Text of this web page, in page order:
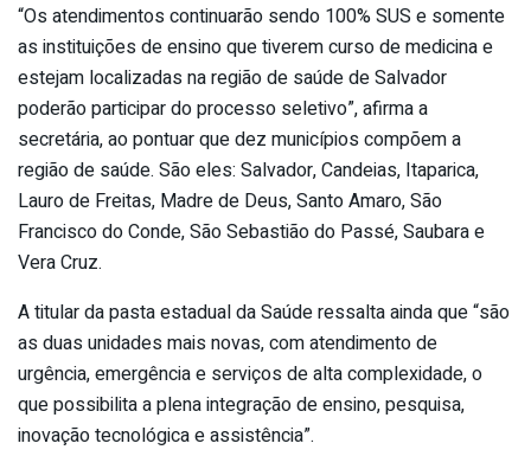
“Os atendimentos continuarão sendo 100% SUS e somente
as instituições de ensino que tiverem curso de medicina e
estejam localizadas na região de saúde de Salvador
poderão participar do processo seletivo”, afirma a
secretária, ao pontuar que dez municípios compõem a
região de saúde. São eles: Salvador, Candeias, Itaparica,
Lauro de Freitas, Madre de Deus, Santo Amaro, São
Francisco do Conde, São Sebastião do Passé, Saubara e
Vera Cruz.
A titular da pasta estadual da Saúde ressalta ainda que “são
as duas unidades mais novas, com atendimento de
urgência, emergência e serviços de alta complexidade, o
que possibilita a plena integração de ensino, pesquisa,
inovação tecnológica e assistência”.